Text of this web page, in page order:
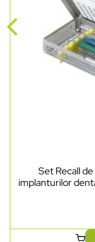
Set Recall
implanturilor